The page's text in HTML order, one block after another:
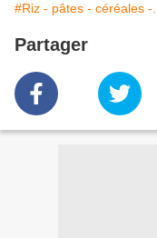
#Riz - pâtes - céréales -...
Partager